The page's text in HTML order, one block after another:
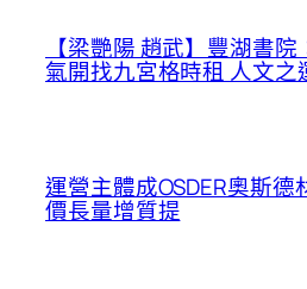
【梁艷陽 趙武】豐湖書
氣開找九宮格時租 人文之
運營主體成OSDER奧斯德
價長量增質提